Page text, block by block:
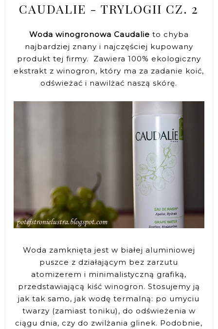
CAUDALIE - TRYLOGII CZ. 2
Woda winogronowa Caudalie to chyba
najbardziej znany i najczęściej kupowany
produkt tej firmy. Zawiera 100% ekologiczny
ekstrakt z winogron, który ma za zadanie koić,
odświeżać i nawilżać naszą skórę.
Woda zamknięta jest w białej aluminiowej
puszce z działającym bez zarzutu
atomizerem i minimalistyczną grafiką,
przedstawiającą kiść winogron. Stosujemy ją
jak tak samo, jak wodę termalną: po umyciu
twarzy (zamiast toniku), do odświeżenia w
ciągu dnia, czy do zwilżania glinek. Podobnie,